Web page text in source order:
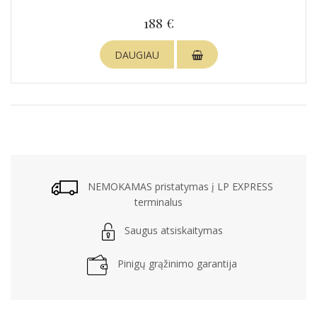
188 €
DAUGIAU
NEMOKAMAS pristatymas į LP EXPRESS
terminalus
Saugus atsiskaitymas
Pinigų grąžinimo garantija